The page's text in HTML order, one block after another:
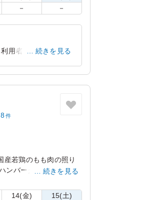
－ －
用者さん残される
続きを見る
件
産若鶏のもも肉の照り
ンバーグ、ほんのり甘
当です。お腹に優しく
お肉とお野菜とご飯多
続きを見る
14(金) 15(土)